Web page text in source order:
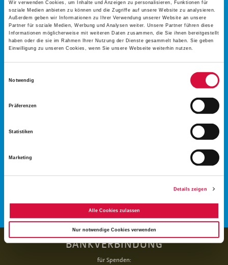
Wir verwenden Cookies, um Inhalte und Anzeigen zu personalisieren, Funktionen für
soziale Medien anbieten zu können und die Zugriffe auf unsere Website zu analysieren.
Außerdem geben wir Informationen zu Ihrer Verwendung unserer Website an unsere
Partner für soziale Medien, Werbung und Analysen weiter. Unsere Partner führen diese
Informationen möglicherweise mit weiteren Daten zusammen, die Sie ihnen bereitgestellt
haben oder die sie im Rahmen Ihrer Nutzung der Dienste gesammelt haben. Sie geben
Einwilligung zu unseren Cookies, wenn Sie unsere Webseite weiterhin nutzen.
Notwendig
Präferenzen
Statistiken
Marketing
Details zeigen
Alle Cookies zulassen
Nur notwendige Cookies verwenden
JETZT DIE
BAUHHILFE
UNTERSTÜTZEN!
20 €
BANKVERBINDUNG
für Spenden: